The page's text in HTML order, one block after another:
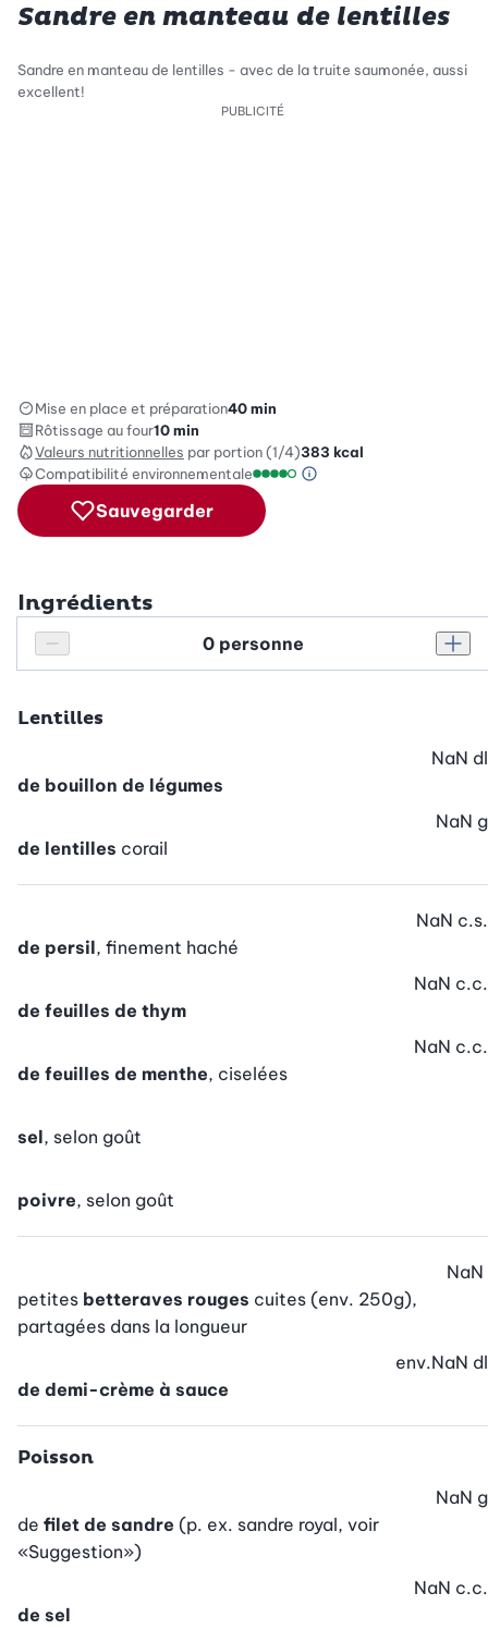
Sandre en manteau de lentilles
Sandre en manteau de lentilles - avec de la truite saumonée, aussi
excellent!
PUBLICITÉ
Mise en place et préparation40 min
Rôtissage au four10 min
Valeurs nutritionnelles par portion (1/4)383 kcal
Compatibilité environnementale
Échelle de compatibilité
Information sur
Sauvegarder
Ingrédients
Réduire le nombre de personnes
Personnes
Lentilles
de bouillon de légumes
NaN dl
de lentilles corail
NaN g
de persil, finement haché
NaN c.s.
de feuilles de thym
NaN c.c.
de feuilles de menthe, ciselées
NaN c.c.
sel, selon goût
poivre, selon goût
petites betteraves rouges cuites (env. 250g),
partagées dans la longueur
NaN
de demi-crème à sauce
env.NaN dl
Poisson
de filet de sandre (p. ex. sandre royal, voir
«Suggestion»)
NaN g
de sel
NaN c.c.